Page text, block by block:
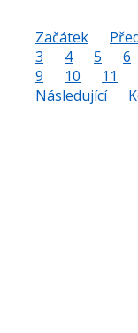
Začátek
3
4 5 6
9
10 11
Následující